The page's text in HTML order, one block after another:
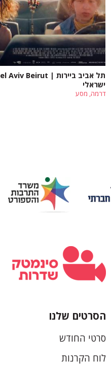
ישראלי
דרמה, מסע
תחתונה
הסרטים שלנו
סרטי החודש
לוח הקרנות